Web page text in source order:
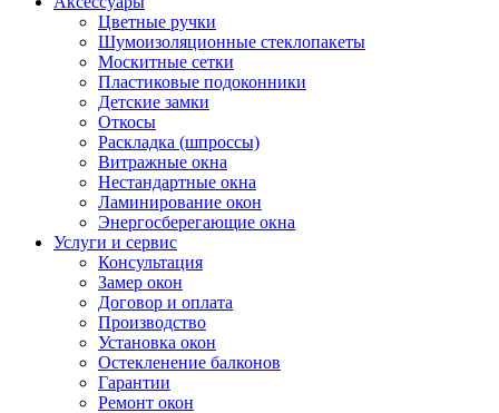
Цветные ручки
Шумоизоляционные стеклопакеты
Москитные сетки
Пластиковые подоконники
Детские замки
Откосы
Раскладка (шпроссы)
Витражные окна
Нестандартные окна
Ламинирование окон
Энергосберегающие окна
Услуги и сервис
Консультация
Замер окон
Договор и оплата
Производство
Установка окон
Остекленение балконов
Гарантии
Ремонт окон